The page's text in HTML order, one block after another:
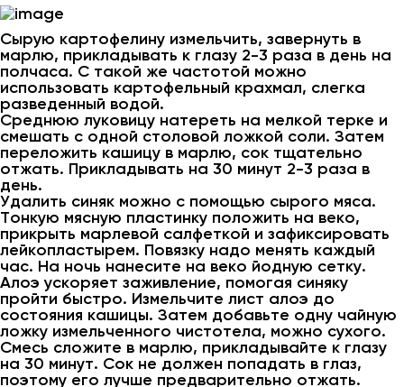
Сырую картофелину измельчить, завернуть в
марлю, прикладывать к глазу 2-3 раза в день на
полчаса. С такой же частотой можно
использовать картофельный крахмал, слегка
разведенный водой.
Среднюю луковицу натереть на мелкой терке и
смешать с одной столовой ложкой соли. Затем
переложить кашицу в марлю, сок тщательно
отжать. Прикладывать на 30 минут 2-3 раза в
день.
Удалить синяк можно с помощью сырого мяса.
Тонкую мясную пластинку положить на веко,
прикрыть марлевой салфеткой и зафиксировать
лейкопластырем. Повязку надо менять каждый
час. На ночь нанесите на веко йодную сетку.
Алоэ ускоряет заживление, помогая синяку
пройти быстро. Измельчите лист алоэ до
состояния кашицы. Затем добавьте одну чайную
ложку измельченного чистотела, можно сухого.
Смесь сложите в марлю, прикладывайте к глазу
на 30 минут. Сок не должен попадать в глаз,
поэтому его лучше предварительно отжать.